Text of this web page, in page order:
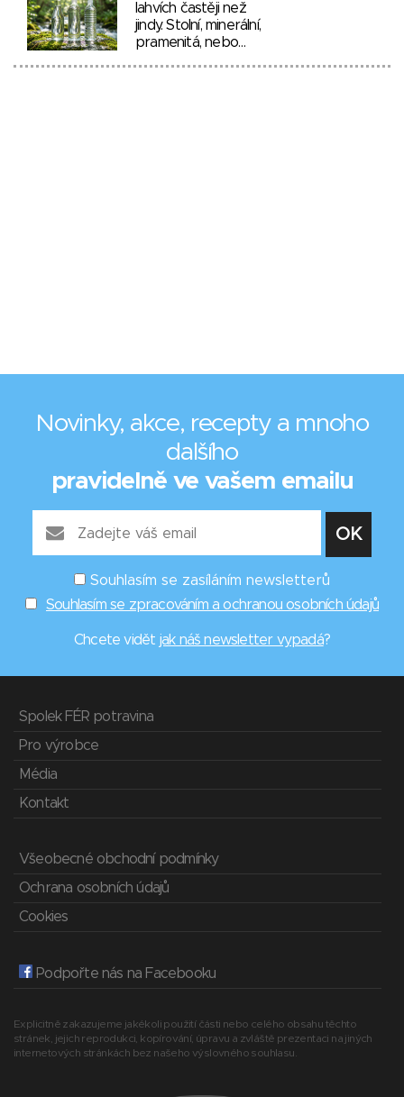
lahvích častěji než
jindy. Stolní, minerální,
pramenitá, nebo…
Novinky, akce, recepty a mnoho
dalšího
pravidelně ve vašem emailu
Souhlasím se zasíláním newsletterů
Souhlasím se zpracováním a ochranou osobních údajů
Chcete vidět jak náš newsletter vypadá?
Spolek FÉR potravina
Pro výrobce
Média
Kontakt
Všeobecné obchodní podmínky
Ochrana osobních údajů
Cookies
Podpořte nás na Facebooku
Explicitně zakazujeme jakékoli použití části nebo celého obsahu těchto
stránek, jejich reprodukci, kopírování, úpravu a zvláště prezentaci na jiných
internetových stránkách bez našeho výslovného souhlasu.